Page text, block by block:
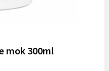
mok 300ml